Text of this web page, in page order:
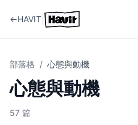
←HAVIT
部落格 / 心態與動機
心態與動機
57 篇